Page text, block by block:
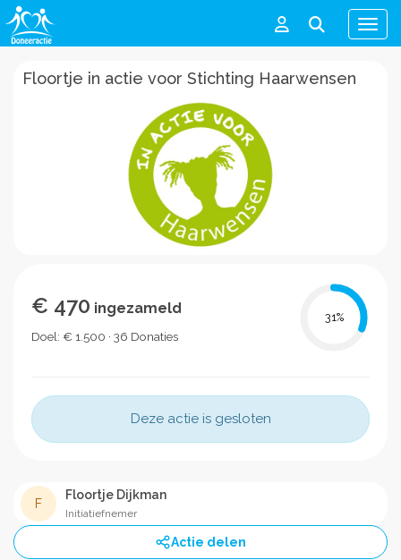
Menu
Floortje in actie voor Stichting Haarwensen
€ 470 ingezameld
Doel: € 1.500 · 36 Donaties
31%
Deze actie is gesloten
F
Floortje Dijkman
Initiatiefnemer
Actie delen